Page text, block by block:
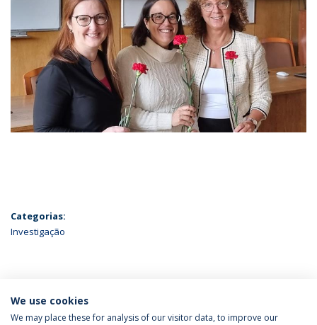
Categorias:
Investigação
ÚLTIMAS NOTÍCIAS
We use cookies
We may place these for analysis of our visitor data, to improve our